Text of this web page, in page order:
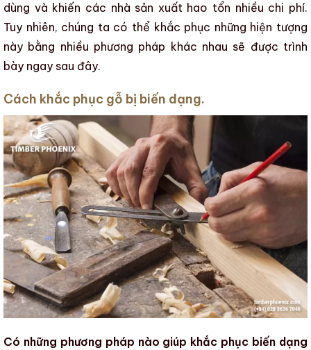
dùng và khiến các nhà sản xuất hao tổn nhiều chi phí.
Tuy nhiên, chúng ta có thể khắc phục những hiện tượng
này bằng nhiều phương pháp khác nhau sẽ được trình
bày ngay sau đây.
Cách khắc phục gỗ bị biến dạng.
Có những phương pháp nào giúp khắc phục biến dạng